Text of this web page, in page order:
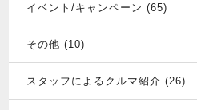
イベント/キャンペーン (65)
その他 (10)
スタッフによるクルマ紹介 (26)